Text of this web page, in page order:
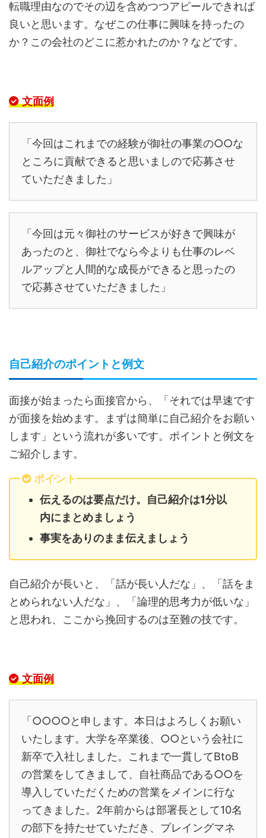
転職理由なのでその辺を含めつつアピールできれば
良いと思います。なぜこの仕事に興味を持ったの
か？この会社のどこに惹かれたのか？などです。
文面例
「今回はこれまでの経験が御社の事業の○○な
ところに貢献できると思いましので応募させ
ていただきました」
「今回は元々御社のサービスが好きで興味が
あったのと、御社でなら今よりも仕事のレベ
ルアップと人間的な成長ができると思ったの
で応募させていただきました」
自己紹介のポイントと例文
面接が始まったら面接官から、「それでは早速です
が面接を始めます。まずは簡単に自己紹介をお願い
します」という流れが多いです。ポイントと例文を
ご紹介します。
ポイント
伝えるのは要点だけ。自己紹介は1分以
内にまとめましょう
事実をありのまま伝えましょう
自己紹介が長いと、「話が長い人だな」、「話をま
とめられない人だな」、「論理的思考力が低いな」
と思われ、ここから挽回するのは至難の技です。
文面例
「○○○○と申します。本日はよろしくお願い
いたします。大学を卒業後、○○という会社に
新卒で入社しました。これまで一貫してBtoB
の営業をしてきまして、自社商品である○○を
導入していただくための営業をメインに行な
ってきました。2年前からは部署長として10名
の部下を持たせていただき、プレイングマネ